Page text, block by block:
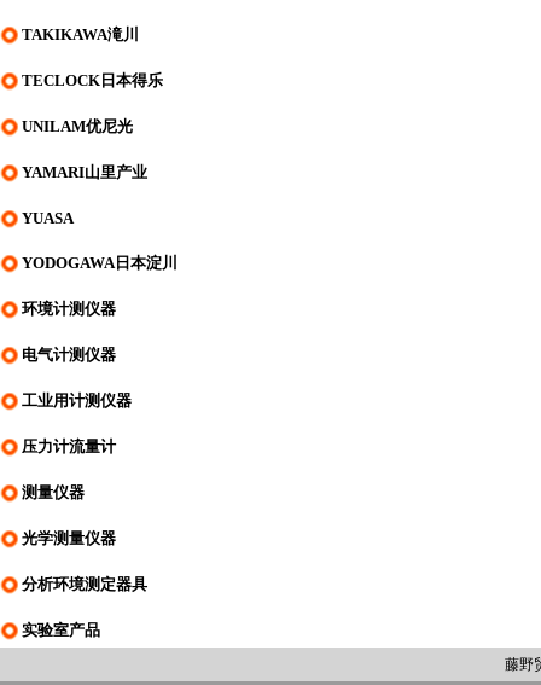
TAKIKAWA滝川
TECLOCK日本得乐
UNILAM优尼光
YAMARI山里产业
YUASA
YODOGAWA日本淀川
环境计测仪器
电气计测仪器
工业用计测仪器
压力计流量计
测量仪器
光学测量仪器
分析环境测定器具
实验室产品
藤野